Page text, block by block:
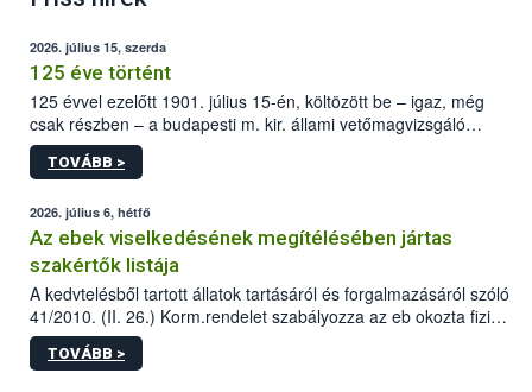
2026. július 15, szerda
125 éve történt
125 évvel ezelőtt 1901. július 15-én, költözött be – igaz, még
csak részben – a budapesti m. kir. állami vetőmagvizsgáló
állomás a Kis Rókus utca 15. szám alatti, Czigler Győző által
tervezett új épületébe.
TOVÁBB >
2026. július 6, hétfő
Az ebek viselkedésének megítélésében jártas
szakértők listája
A kedvtelésből tartott állatok tartásáról és forgalmazásáról szóló
41/2010. (II. 26.) Korm.rendelet szabályozza az eb okozta fizikai
sérülés, illetve ennek veszélye keletkezésekor felmerülő
hatósági feladatokat, valamint a veszélyes eb tartását és annak
TOVÁBB >